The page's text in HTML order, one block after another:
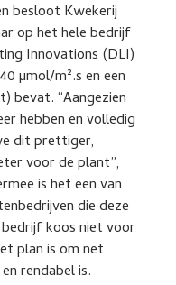
besloot Kwekerij
op het hele bedrijf
Innovations (DLI)
µmol/m².s en een
bevat. “Aangezien
hebben en volledig
dit prettiger,
voor de plant”,
is het een van
die deze
koos niet voor
plan is om net
rendabel is.